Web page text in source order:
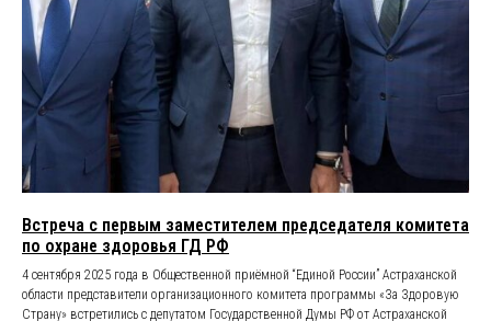
Встреча с первым заместителем председателя комитета
по охране здоровья ГД РФ
4 сентября 2025 года в Общественной приёмной “Единой России” Астраханской
области представители организационного комитета программы «За Здоровую
Страну» встретились с депутатом Государственной Думы РФ от Астраханской